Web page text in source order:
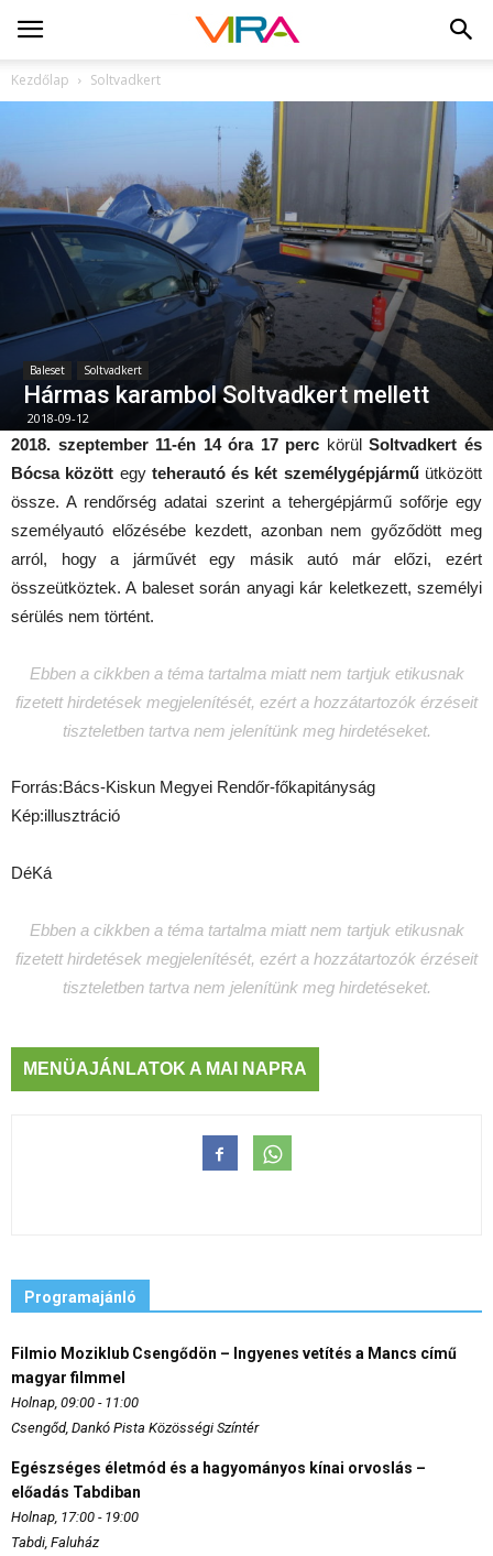
Kezdőlap Soltvadkert
Baleset Soltvadkert
Hármas karambol Soltvadkert mellett
2018-09-12
2018. szeptember 11-én 14 óra 17 perc körülSoltvadkert és
Bócsa között egy teherautó és két személygépjárműütközött
össze. A rendőrség adatai szerint a tehergépjármű sofőrje egy
személyautó előzésébe kezdett, azonban nem győződött meg
arról, hogy a járművét egy másik autó már előzi, ezért
összeütköztek. A baleset során anyagi kár keletkezett, személyi
sérülés nem történt.
Ebben a cikkben a téma tartalma miatt nem tartjuk etikusnak
fizetett hirdetések megjelenítését, ezért a hozzátartozók érzéseit
tiszteletben tartva nem jelenítünk meg hirdetéseket.
Forrás:Bács-Kiskun Megyei Rendőr-főkapitányság
Kép:illusztráció
DéKá
Ebben a cikkben a téma tartalma miatt nem tartjuk etikusnak
fizetett hirdetések megjelenítését, ezért a hozzátartozók érzéseit
tiszteletben tartva nem jelenítünk meg hirdetéseket.
MENÜAJÁNLATOK A MAI NAPRA
Programajánló
Filmio Moziklub Csengődön – Ingyenes vetítés a Mancs című
magyar filmmel
Holnap, 09:00 - 11:00
Csengőd, Dankó Pista Közösségi Színtér
Egészséges életmód és a hagyományos kínai orvoslás –
előadás Tabdiban
Holnap, 17:00 - 19:00
Tabdi, Faluház